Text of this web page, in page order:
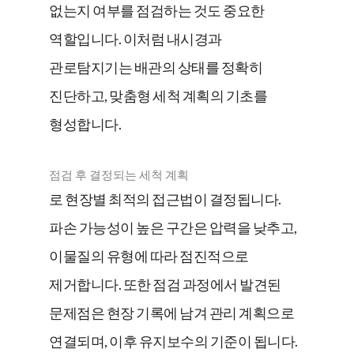
없는지 여부를 점검하는 것도 중요한
역할입니다. 이처럼 내시경과
관로탐지기는 배관의 상태를 정확히
진단하고, 맞춤형 세척 계획의 기초를
형성합니다.
점검 후 결정되는 세척 계획
로 현장별 최적의 접근법이 결정됩니다.
파손 가능성이 높은 구간은 압력을 낮추고,
이물질의 유형에 따라 점진적으로
제거합니다. 또한 점검 과정에서 발견된
문제점은 현장 기록에 남겨 관리 계획으로
연결되며, 이후 유지보수의 기준이 됩니다.